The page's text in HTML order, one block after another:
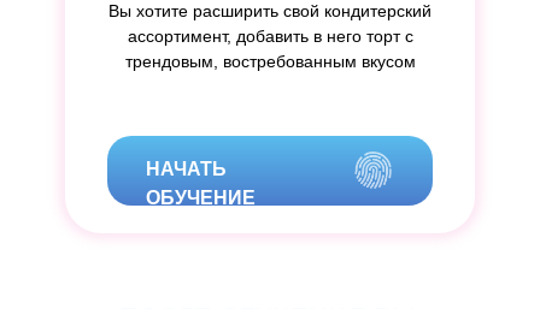
Вы хотите расширить свой кондитерский
ассортимент, добавить в него торт с
трендовым, востребованным вкусом
НАЧАТЬ
ОБУЧЕНИЕ